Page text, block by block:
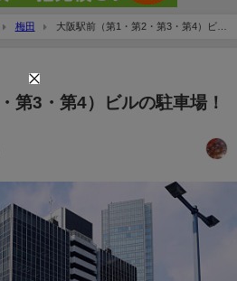
梅田
大阪駅前（第1・第2・第3・第4）ビル
第3・第4）ビルの駐車場！